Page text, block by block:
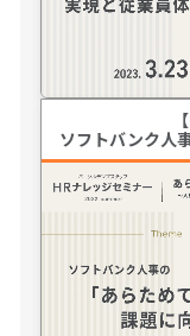
ソフトバンク人